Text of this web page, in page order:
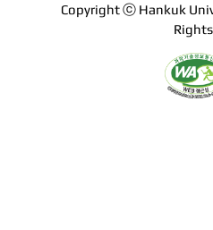
Copyright ⓒ Hankuk